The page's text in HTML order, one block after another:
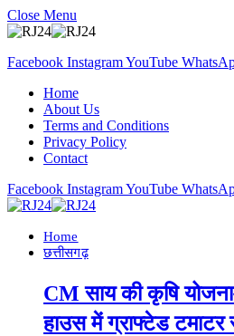
Close Menu
Facebook InstagramYouTube
Home
About Us
Terms and Conditions
Privacy Policy
Contact
Facebook InstagramYouTube
Home
छत्तीसगढ़
CM साय की कृषि
हाउस में ग्राफ्टेड